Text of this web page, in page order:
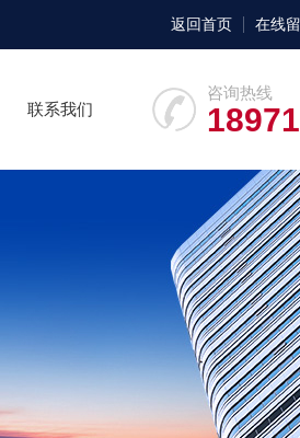
返回首页 在线
咨询热线
联系我们